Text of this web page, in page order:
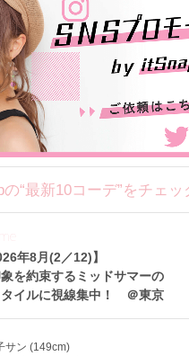
の“最新10コーデ”をチェッ
年8月(2／12)】
を約束するミッドサマーの
イルに視線集中！ ＠東京
サン (149cm)